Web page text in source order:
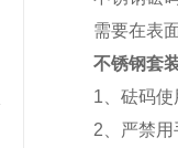
需要在表
不锈钢套
1、砝码
2、严禁